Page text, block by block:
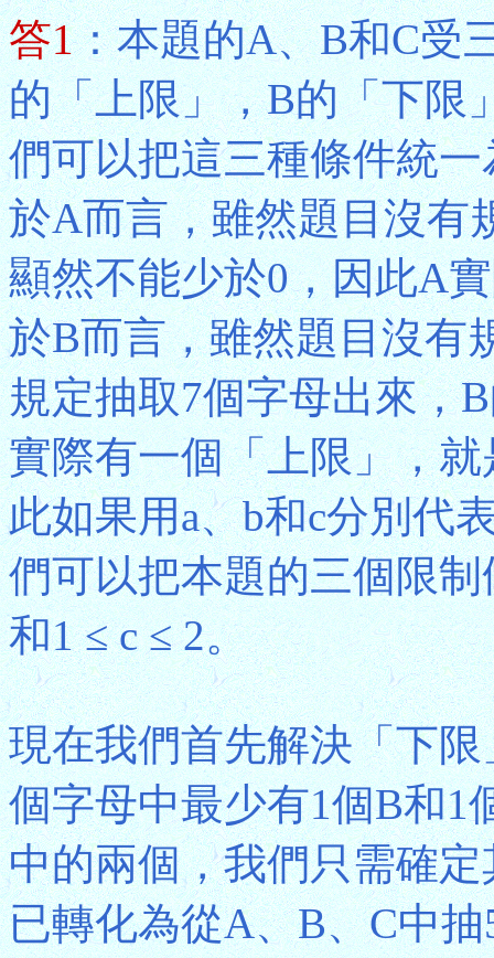
答1：本題的A、B和C受
的「上限」，B的「下限
們可以把這三種條件統
於A而言，雖然題目沒有
顯然不能少於0，因此A
於B而言，雖然題目沒有
規定抽取7個字母出來，
實際有一個「上限」，
此如果用a、b和c分別代
們可以把本題的三個限制
和1 ≤ c ≤ 2。
現在我們首先解決「下
個字母中最少有1個B和1
中的兩個，我們只需確
已轉化為從A、B、C中